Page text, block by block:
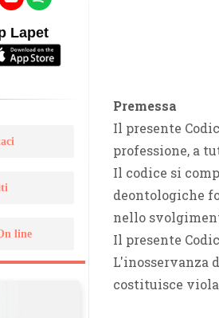
Norma Uni 11511
Lapet
line
Premessa
Il presente
professione, a
Il codice si
deontologiche
nello
Il presente
L'inosservanza
costituisce